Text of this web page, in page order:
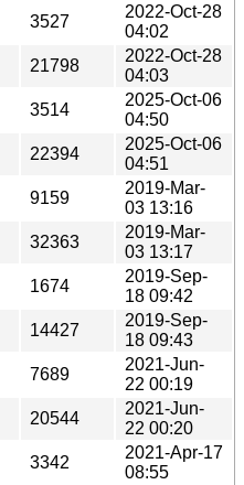
3527
2022-Oct-28
04:02
21798
2022-Oct-28
04:03
3514
2025-Oct-06
04:50
22394
2025-Oct-06
04:51
9159
2019-Mar-
03 13:16
32363
2019-Mar-
03 13:17
1674
2019-Sep-
18 09:42
14427
2019-Sep-
18 09:43
7689
2021-Jun-
22 00:19
20544
2021-Jun-
22 00:20
3342
2021-Apr-17
08:55